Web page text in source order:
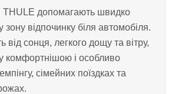
THULE допомагають швидко
зону відпочинку біля автомобіля.
сонця, легкого дощу та вітру,
комфортнішою і особливо
сімейних поїздках та